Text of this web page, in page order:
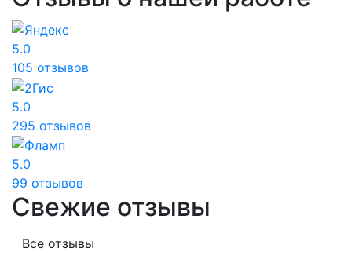
5.0
105 отзывов
5.0
295 отзывов
5.0
99 отзывов
Свежие отзывы
Все отзывы